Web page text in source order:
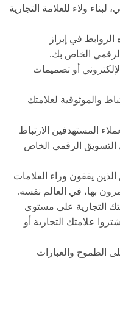
ولاء للعلامة التجارية
في إبراز
الخاص بك.
أو تصميمات
والموثوقية لعلامتك
المستهدفين الارتباط
التسويق الرقمي الخاص
يقفون وراء العلامات
بها، في العالم نفسه.
التجارية على مستوى
علامتك التجارية أو
الطموح والعبارات